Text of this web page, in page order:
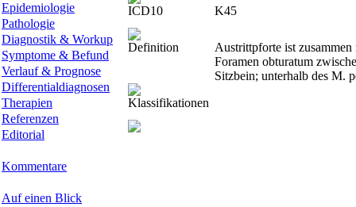
Epidemiologie
Pathologie
Diagnostik & Workup
Symptome & Befund
Verlauf & Prognose
Differentialdiagnosen
Therapien
Referenzen
Editorial
Kommentare
Auf einen Blick
ICD10 K45
Definition
Austrittpforte ist
Foramen obturatum
Sitzbein; unterhalb des M.
Klassifikationen